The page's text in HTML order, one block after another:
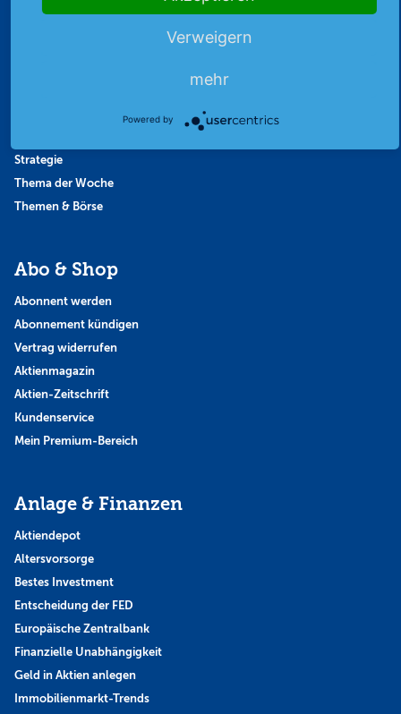
Strategie
Thema der Woche
Themen & Börse
Abo & Shop
Abonnent werden
Abonnement kündigen
Vertrag widerrufen
Aktienmagazin
Aktien-Zeitschrift
Kundenservice
Mein Premium-Bereich
Anlage & Finanzen
Aktiendepot
Altersvorsorge
Bestes Investment
Entscheidung der FED
Europäische Zentralbank
Finanzielle Unabhängigkeit
Geld in Aktien anlegen
Immobilienmarkt-Trends
Verweigern
mehr
Powered by